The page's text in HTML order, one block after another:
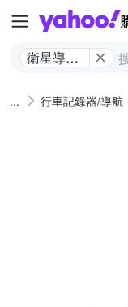
衛星導航
行車記錄器/導航